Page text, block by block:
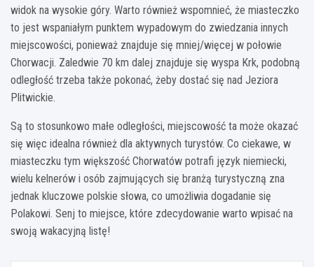
widok na wysokie góry. Warto również wspomnieć, że miasteczko
to jest wspaniałym punktem wypadowym do zwiedzania innych
miejscowości, ponieważ znajduje się mniej/więcej w połowie
Chorwacji. Zaledwie 70 km dalej znajduje się wyspa Krk, podobną
odległość trzeba także pokonać, żeby dostać się nad Jeziora
Plitwickie.
Są to stosunkowo małe odległości, miejscowość ta może okazać
się więc idealna również dla aktywnych turystów. Co ciekawe, w
miasteczku tym większość Chorwatów potrafi język niemiecki,
wielu kelnerów i osób zajmujących się branżą turystyczną zna
jednak kluczowe polskie słowa, co umożliwia dogadanie się
Polakowi. Senj to miejsce, które zdecydowanie warto wpisać na
swoją wakacyjną listę!